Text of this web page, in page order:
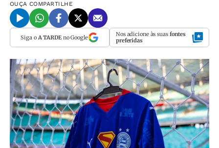
OUÇA COMPARTILHE
Siga o A TARDEno Google Nos adicione às suas fontes
preferidas